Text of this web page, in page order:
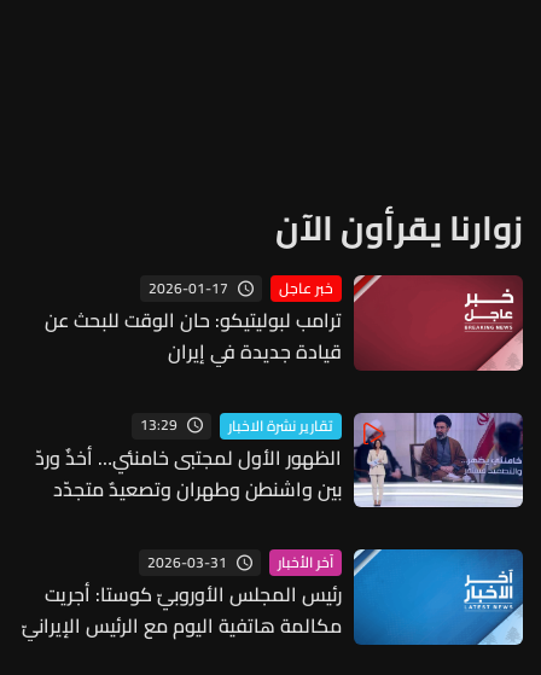
زوارنا يقرأون الآن
خبر عاجل 2026-01-17
ترامب لبوليتيكو: حان الوقت للبحث عن
قيادة جديدة في إيران
تقارير نشرة الاخبار 13:29
الظهور الأول لمجتبى خامنئي… أخذٌ وردّ
بين واشنطن وطهران وتصعيدٌ متجدّد
آخر الأخبار 2026-03-31
رئيس المجلس الأوروبيّ كوستا: أجريت
مكالمة هاتفية اليوم مع الرئيس الإيرانيّ